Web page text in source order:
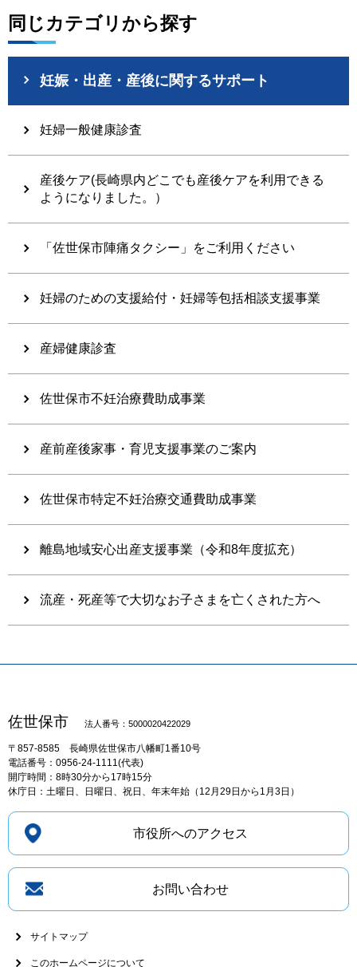
同じカテゴリから探す
妊娠・出産・産後に関するサポート
妊婦一般健康診査
産後ケア(長崎県内どこでも産後ケアを利用できる
ようになりました。）
「佐世保市陣痛タクシー」をご利用ください
妊婦のための支援給付・妊婦等包括相談支援事業
産婦健康診査
佐世保市不妊治療費助成事業
産前産後家事・育児支援事業のご案内
佐世保市特定不妊治療交通費助成事業
離島地域安心出産支援事業（令和8年度拡充）
流産・死産等で大切なお子さまを亡くされた方へ
佐世保市 法人番号：5000020422029
〒857-8585 長崎県佐世保市八幡町1番10号
電話番号：0956-24-1111(代表)
開庁時間：8時30分から17時15分
休庁日：土曜日、日曜日、祝日、年末年始（12月29日から1月3日）
市役所へのアクセス
お問い合わせ
サイトマップ
このホームページについて